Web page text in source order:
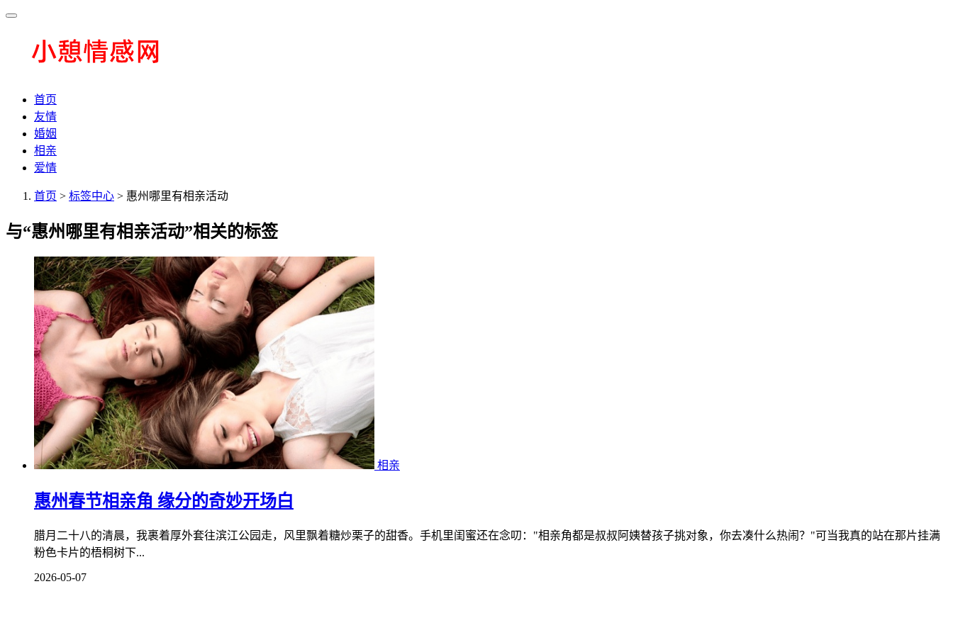
首页
友情
婚姻
相亲
爱情
首页 > 标签中心 > 惠州哪里有相亲活动
与“惠州哪里有相亲活动”相关的标签
相亲
惠州春节相亲角 缘分的奇妙开场白
腊月二十八的清晨，我裹着厚外套往滨江公园走，风里飘着糖炒栗子的甜香。手机里闺蜜还在念叨："相亲角都是叔叔阿姨替孩子挑对象，你去凑什么热闹？"可当我真的站在那片挂满
粉色卡片的梧桐树下...
2026-05-07